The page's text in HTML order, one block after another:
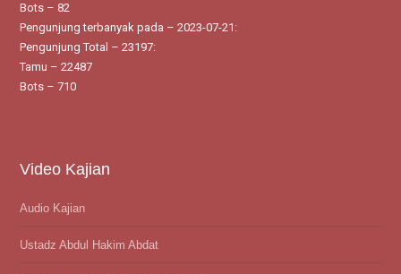
Bots – 82
Pengunjung terbanyak pada – 2023-07-21:
Pengunjung Total – 23197:
Tamu – 22487
Bots – 710
Video Kajian
Audio Kajian
Ustadz Abdul Hakim Abdat